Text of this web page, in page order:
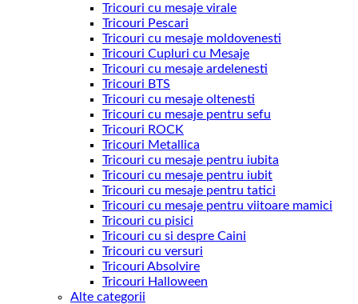
Tricouri cu mesaje virale
Tricouri Pescari
Tricouri cu mesaje moldovenesti
Tricouri Cupluri cu Mesaje
Tricouri cu mesaje ardelenesti
Tricouri BTS
Tricouri cu mesaje oltenesti
Tricouri cu mesaje pentru sefu
Tricouri ROCK
Tricouri Metallica
Tricouri cu mesaje pentru iubita
Tricouri cu mesaje pentru iubit
Tricouri cu mesaje pentru tatici
Tricouri cu mesaje pentru viitoare mamici
Tricouri cu pisici
Tricouri cu si despre Caini
Tricouri cu versuri
Tricouri Absolvire
Tricouri Halloween
Alte categorii